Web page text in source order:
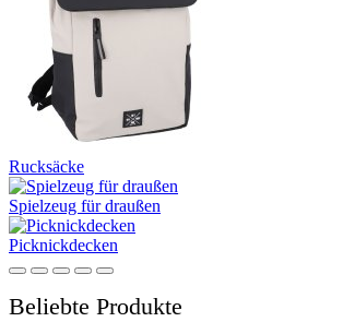
Rucksäcke
Spielzeug für draußen
Picknickdecken
Beliebte Produkte